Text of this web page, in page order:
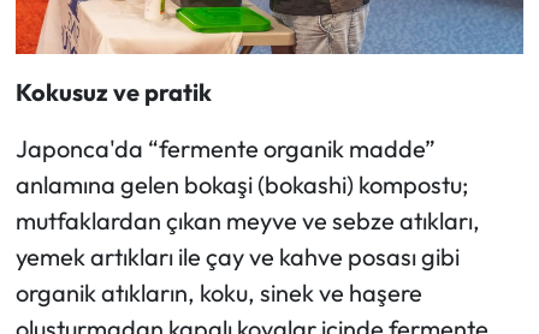
Kokusuz ve pratik
Japonca'da “fermente organik madde”
anlamına gelen bokaşi (bokashi) kompostu;
mutfaklardan çıkan meyve ve sebze atıkları,
yemek artıkları ile çay ve kahve posası gibi
organik atıkların, koku, sinek ve haşere